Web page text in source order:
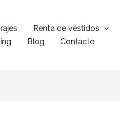
Renta de vestidos
Blog Contacto